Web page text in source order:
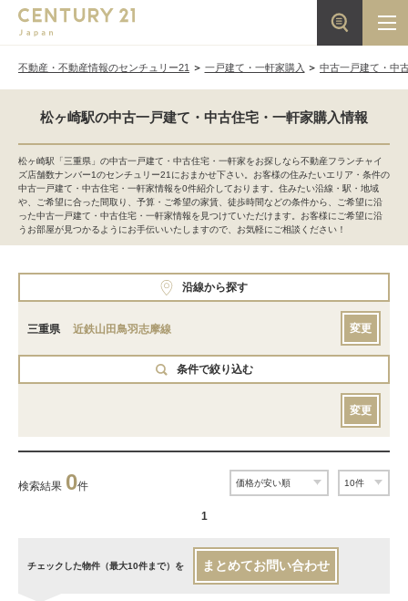
不動産・不動産情報のセンチュリー21 一戸建て・一軒家購入 中古一戸建て・中
松ヶ崎駅の中古一戸建て・中古住宅・一軒家購入情報
松ヶ崎駅「三重県」の中古一戸建て・中古住宅・一軒家をお探しなら不動産フランチャイ
ズ店舗数ナンバー1のセンチュリー21におまかせ下さい。お客様の住みたいエリア・条件の
中古一戸建て・中古住宅・一軒家情報を0件紹介しております。住みたい沿線・駅・地域
や、ご希望に合った間取り、予算・ご希望の家賃、徒歩時間などの条件から、ご希望に沿
った中古一戸建て・中古住宅・一軒家情報を見つけていただけます。お客様にご希望に沿
うお部屋が見つかるようにお手伝いいたしますので、お気軽にご相談ください！
沿線から探す
三重県 近鉄山田鳥羽志摩線 変更
条件で絞り込む
変更
検索結果 0件
1
チェックした物件（最大10件まで）を まとめてお問い合わせ